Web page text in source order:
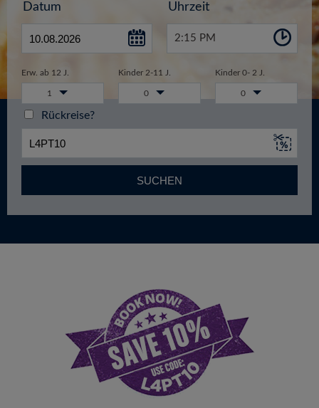
Datum Uhrzeit
2:15 PM
Erw. ab 12 J. Kinder 2-11 J. Kinder 0- 2 J.
1 0 0
Rückreise?
SUCHEN